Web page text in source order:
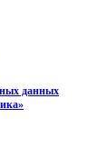
данных